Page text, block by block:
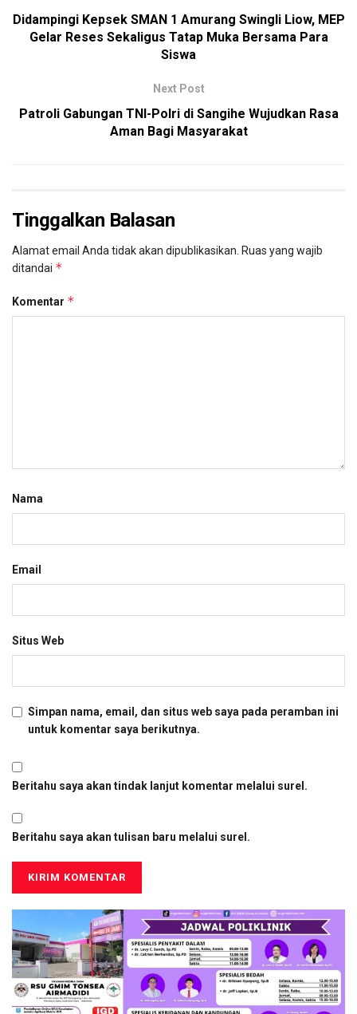
Didampingi Kepsek SMAN 1 Amurang Swingli Liow, MEP
Gelar Reses Sekaligus Tatap Muka Bersama Para
Siswa
Next Post
Patroli Gabungan TNI-Polri di Sangihe Wujudkan Rasa
Aman Bagi Masyarakat
Tinggalkan Balasan
Alamat email Anda tidak akan dipublikasikan. Ruas yang wajib
ditandai *
Komentar *
Nama
Email
Situs Web
Simpan nama, email, dan situs web saya pada peramban ini
untuk komentar saya berikutnya.
Beritahu saya akan tindak lanjut komentar melalui surel.
Beritahu saya akan tulisan baru melalui surel.